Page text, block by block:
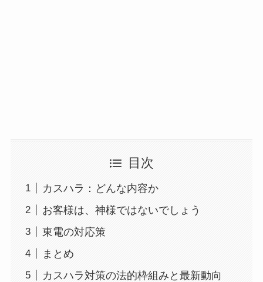
目次
カスハラ：どんな内容か
お客様は、神様ではないでしょう
東電の対応策
まとめ
カスハラ対策の法的枠組みと最新動向